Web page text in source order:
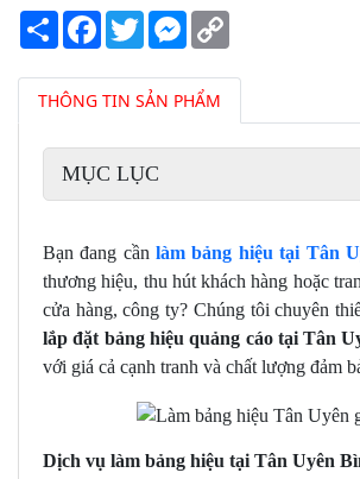
Share Facebook
TwitterMessenger
THÔNG TIN SẢN PHẨM
MỤC LỤC
Bạn đang cầnlàm bảng hiệu tại Tân
thương hiệu, thu hút khách hàng hoặc
cửa hàng, công ty? Chúng tôi chuyên
lắp đặt bảng hiệu quảng cáo tại Tân
với giá cả cạnh tranh và chất lượng đảm
Dịch vụ làm bảng hiệu tại Tân Uyên